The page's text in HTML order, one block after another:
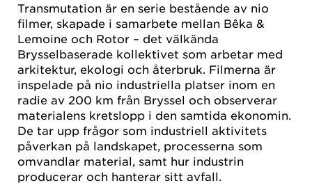
Transmutation är en serie bestående av nio
filmer, skapade i samarbete mellan Bêka &
Lemoine och Rotor – det välkända
Brysselbaserade kollektivet som arbetar med
arkitektur, ekologi och återbruk. Filmerna är
inspelade på nio industriella platser inom en
radie av 200 km från Bryssel och observerar
materialens kretslopp i den samtida ekonomin.
De tar upp frågor som industriell aktivitets
påverkan på landskapet, processerna som
omvandlar material, samt hur industrin
producerar och hanterar sitt avfall.